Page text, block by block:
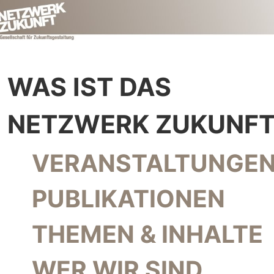
WAS IST DAS
NETZWERK
PUBLIKATIONEN
THEMEN & INHALTE